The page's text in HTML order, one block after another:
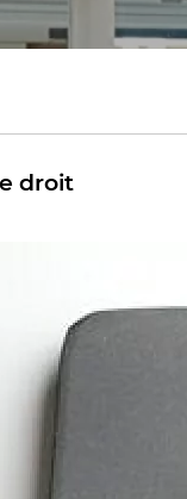
droit